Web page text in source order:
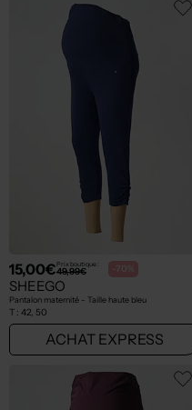
15,00€Prix boutique :
49,99€ -70%
SHEEGO
Pantalon maternité - Taille haute bleu
T : 42, 50
ACHAT EXPRESS